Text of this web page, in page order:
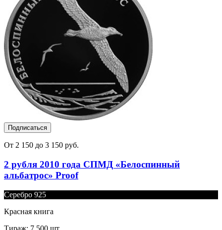
Подписаться
От 2 150 до 3 150 руб.
2 рубля 2010 года СПМД «Белоспинный
альбатрос» Proof
Серебро 925
Красная книга
Тираж: 7 500 шт.